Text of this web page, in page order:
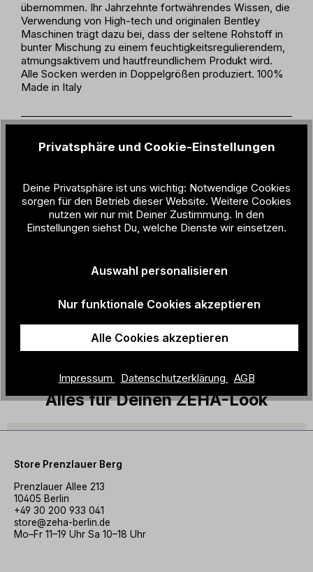
übernommen. Ihr Jahrzehnte fortwährendes Wissen, die
Verwendung von High-tech und originalen Bentley
Maschinen trägt dazu bei, dass der seltene Rohstoff in
bunter Mischung zu einem feuchtigkeitsregulierendem,
atmungsaktivem und hautfreundlichem Produkt wird.
Alle Socken werden in Doppelgrößen produziert. 100%
Made in Italy
Produktdetails
Material:
80% Makó Cotton / 18% Polyamide /
2% Elastane
Muster:
gestreift
Material + Pflege
Alles für Deinen ZEHA-Look
Store Prenzlauer Berg
Prenzlauer Allee 213
10405 Berlin
+49 30 200 933 041
store@zeha-berlin.de
Mo–Fr 11–19 Uhr Sa 10–18 Uhr
Privatsphäre und Cookie-Einstellungen
Deine Privatsphäre ist uns wichtig: Notwendige Cookies
sorgen für den Betrieb dieser Website. Weitere Cookies
nutzen wir nur mit Deiner Zustimmung. In den
Einstellungen siehst Du, welche Dienste wir einsetzen.
Auswahl personalisieren
Nur funktionale Cookies akzeptieren
Alle Cookies akzeptieren
Impressum Datenschutzerklärung AGB